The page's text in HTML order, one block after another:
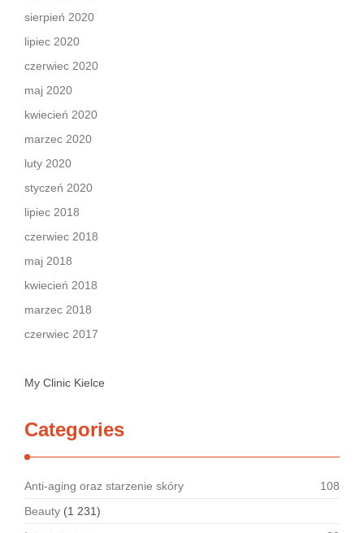
sierpień 2020
lipiec 2020
czerwiec 2020
maj 2020
kwiecień 2020
marzec 2020
luty 2020
styczeń 2020
lipiec 2018
czerwiec 2018
maj 2018
kwiecień 2018
marzec 2018
czerwiec 2017
My Clinic Kielce
Categories
Anti-aging oraz starzenie skóry
108
Beauty (1 231)